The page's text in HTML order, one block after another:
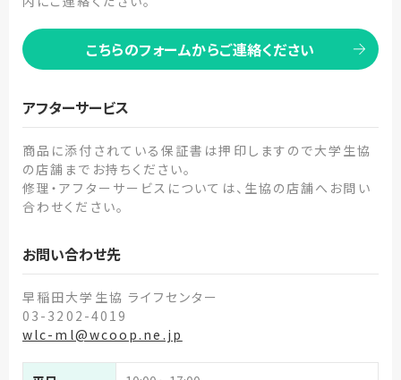
こちらのフォームからご連絡ください
アフターサービス
商品に添付されている保証書は押印しますので大学生協
の店舗までお持ちください。
修理・アフターサービスについては、生協の店舗へお問い
合わせください。
お問い合わせ先
早稲田大学生協 ライフセンター
03-3202-4019
wlc-ml@wcoop.ne.jp